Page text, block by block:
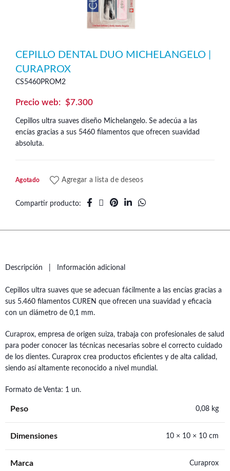
CEPILLO DENTAL DUO MICHELANGELO |
CURAPROX
CS5460PROM2
$7.300
Cepillos ultra suaves diseño Michelangelo. Se adecúa a las
encías gracias a sus 5460 filamentos que ofrecen suavidad
absoluta.
Agotado Agregar a lista de deseos
Compartir producto
Descripción Información adicional
Cepillos ultra suaves que se adecuan fácilmente a las encías gracias a
sus 5.460 filamentos CUREN que ofrecen una suavidad y eficacia
con un diámetro de 0,1 mm.
Curaprox, empresa de origen suiza, trabaja con profesionales de salud
para poder conocer las técnicas necesarias sobre el correcto cuidado
de los dientes. Curaprox crea productos eficientes y de alta calidad,
siendo así altamente reconocido a nivel mundial.
Formato de Venta: 1 un.
Peso 0,08 kg
Dimensiones 10 × 10 × 10 cm
Marca Curaprox